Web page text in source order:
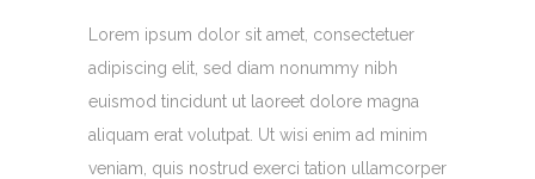
Lorem ipsum dolor sit amet, consectetuer
adipiscing elit, sed diam nonummy nibh
euismod tincidunt ut laoreet dolore magna
aliquam erat volutpat. Ut wisi enim ad minim
veniam, quis nostrud exerci tation ullamcorper